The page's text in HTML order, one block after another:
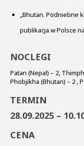
„Bhutan. Podniebne
publikacja w Polsce
NOCLEGI
Patan (Nepal) – 2,
Phobjikha (Bhutan) – 2 ,
TERMIN
28.09.2025 –
CENA